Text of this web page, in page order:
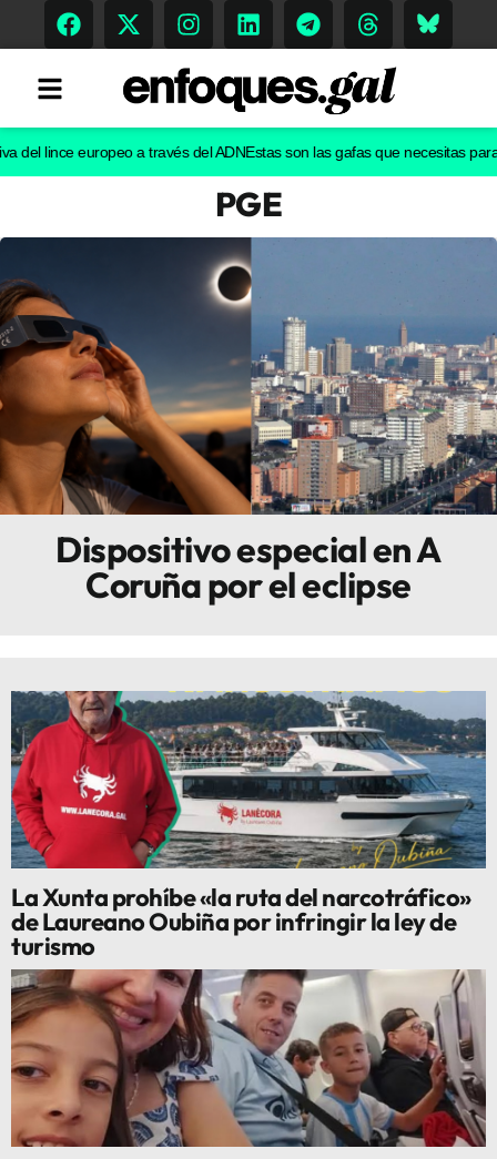
Gastronomía
Escenarios
Sostenibilidad
Innova
lince europeo a través del ADNEstas son las gafas que necesitas para
PGE
Dispositivo especial en A
Coruña por el eclipse
La Xunta prohíbe «la ruta del narcotráfico»
de Laureano Oubiña por infringir la ley de
turismo